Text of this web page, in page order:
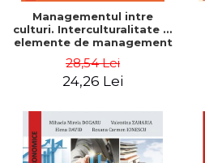
Managementul intre
culturi. Interculturalitate si
elemente de management
Dumitrascu
28,54 Lei
24,26 Lei